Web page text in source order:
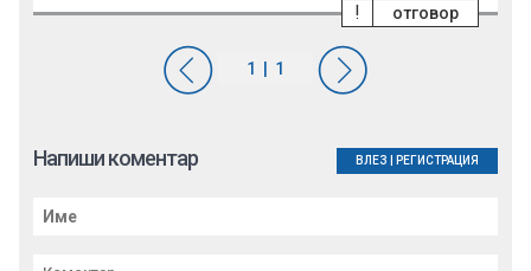
отговор
!
Напиши коментар ВЛЕЗ РЕГИСТРАЦИЯ